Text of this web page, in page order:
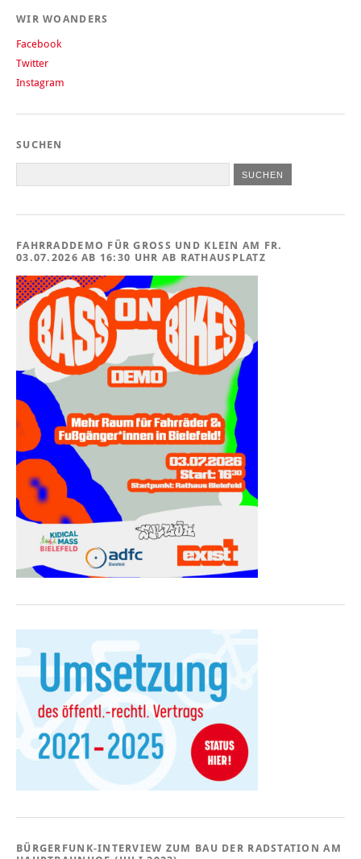
WIR WOANDERS
Facebook
Twitter
Instagram
SUCHEN
FAHRRADDEMO FÜR GROSS UND KLEIN AM FR. 0
3.07.2026 AB 16:30 UHR AB RATHAUSPLATZ
BÜRGERFUNK-INTERVIEW ZUM BAU DER RADSTATION AM